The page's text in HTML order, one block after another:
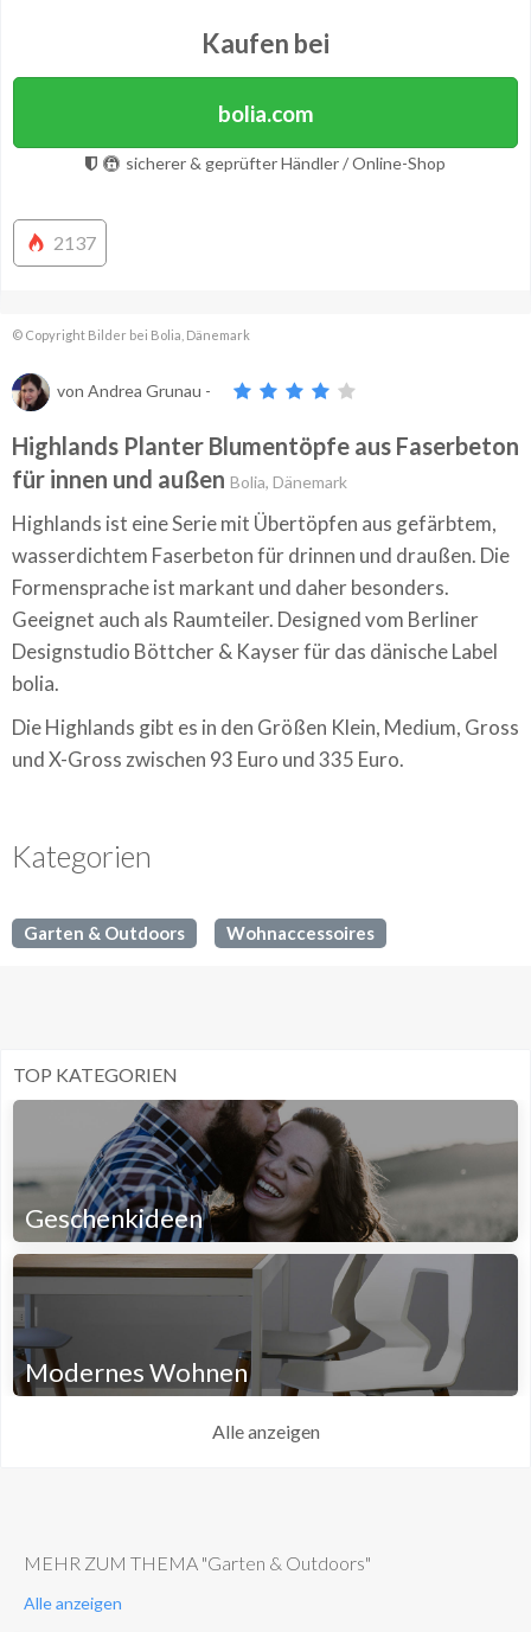
Kaufen bei
bolia.com
sicherer & geprüfter Händler / Online-Shop
2137
© Copyright Bilder bei Bolia, Dänemark
von Andrea Grunau -
Highlands Planter Blumentöpfe aus Faserbeton
für innen und außen Bolia, Dänemark
Highlands ist eine Serie mit Übertöpfen aus gefärbtem,
wasserdichtem Faserbeton für drinnen und draußen. Die
Formensprache ist markant und daher besonders.
Geeignet auch als Raumteiler. Designed vom Berliner
Designstudio Böttcher & Kayser für das dänische Label
bolia.
Die Highlands gibt es in den Größen Klein, Medium, Gross
und X-Gross zwischen 93 Euro und 335 Euro.
Kategorien
Garten & Outdoors Wohnaccessoires
TOP KATEGORIEN
Geschenkideen
Modernes Wohnen
Alle anzeigen
MEHR ZUM THEMA "Garten & Outdoors"
Alle anzeigen